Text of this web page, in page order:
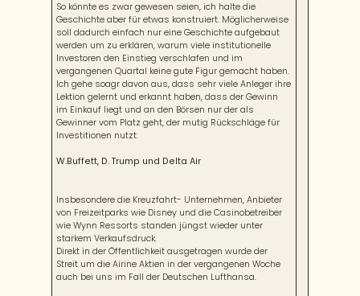
So könnte es zwar gewesen seien, ich halte die
Geschichte aber für etwas konstruiert. Möglicherweise
soll dadurch einfach nur eine Geschichte aufgebaut
werden um zu erklären, warum viele institutionelle
Investoren den Einstieg verschlafen und im
vergangenen Quartal keine gute Figur gemacht haben.
Ich gehe soagr davon aus, dass sehr viele Anleger ihre
Lektion gelernt und erkannt haben, dass der Gewinn
im Einkauf liegt und an den Börsen nur der als
Gewinner vom Platz geht, der mutig Rückschläge für
Investitionen nutzt.
W.Buffett, D. Trump und Delta Air
Insbesondere die Kreuzfahrt- Unternehmen, Anbieter
von Freizeitparks wie Disney und die Casinobetreiber
wie Wynn Ressorts standen jüngst wieder unter
starkem Verkaufsdruck.
Direkt in der Öffentlichkeit ausgetragen wurde der
Streit um die Airine Aktien in der vergangenen Woche
auch bei uns im Fall der Deutschen Lufthansa.